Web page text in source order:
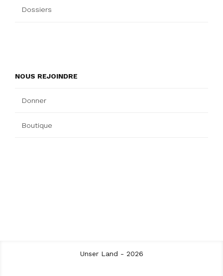
Dossiers
NOUS REJOINDRE
Donner
Boutique
Unser Land - 2026